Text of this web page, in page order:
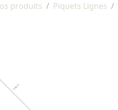
produits Piquets Lignes